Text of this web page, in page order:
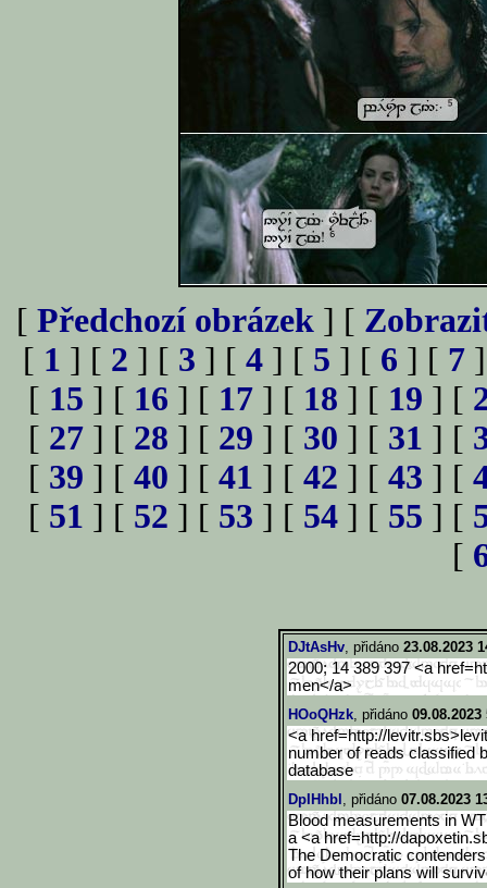
[ Předchozí obrázek ] [
[ 1 ] [ 2 ] [ 3 ] [ 4 ] [ 5 ] [ 6 ] [ 7
[ 15 ] [ 16 ] [ 17 ] [ 18 ] [ 19 ] [
[ 27 ] [ 28 ] [ 29 ] [ 30 ] [ 31 ] [
[ 39 ] [ 40 ] [ 41 ] [ 42 ] [ 43 ] [
[ 51 ] [ 52 ] [ 53 ] [ 54 ] [ 55 ] [
[
DJtAsHv, přidáno 23.08.2023
2000; 14 389 397 <a
men</a>
HOoQHzk, přidáno 09.08.2023
<a href=http://levitr.sbs>levi
number of reads classified
database
DpIHhbl , přidáno 07.08.2023
Blood measurements in
a <a href=http://
The Democratic
of how their plans will